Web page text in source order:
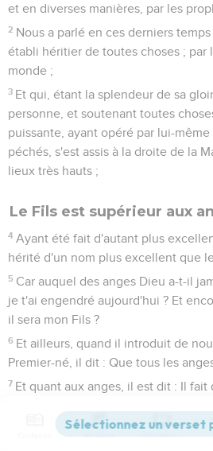
et en diverses manières, par les
2 Nous a parlé en ces derniers
établi héritier de toutes choses ; par
monde ;
3 Et qui, étant la splendeur de sa
personne, et soutenant toutes
puissante, ayant opéré par lui-
péchés, s'est assis à la droite de la
lieux très hauts ;
Le Fils est supérieur aux
4 Ayant été fait d'autant plus
hérité d'un nom plus excellent que
5 Car auquel des anges Dieu a-t-il
je t'ai engendré aujourd'hui ? Et
il sera mon Fils ?
6 Et ailleurs, quand il introduit de
Premier-né, il dit : Que tous les
7 Et quant aux anges, il est dit : Il fait
Mais quant au Fils : O Dieu ! ton
Versions Commentaires